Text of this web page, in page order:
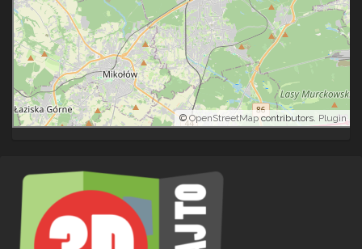
©OpenStreetMap contributors. Plugin